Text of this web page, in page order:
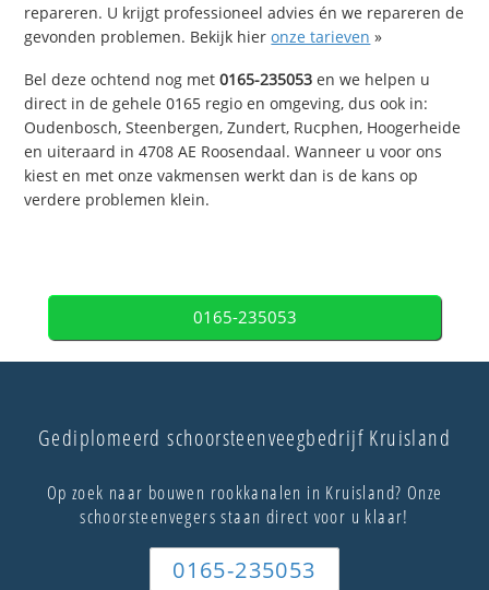
repareren. U krijgt professioneel advies én we repareren de
gevonden problemen. Bekijk hieronze tarieven »
Bel deze ochtend nog met0165-235053 en we helpen u
direct in de gehele 0165 regio en omgeving, dus ook in:
Oudenbosch, Steenbergen, Zundert, Rucphen, Hoogerheide
en uiteraard in 4708 AE Roosendaal. Wanneer u voor ons
kiest en met onze vakmensen werkt dan is de kans op
verdere problemen klein.
0165-235053
Gediplomeerd schoorsteenveegbedrijf Kruisland
Op zoek naar bouwen rookkanalen in Kruisland? Onze
schoorsteenvegers staan direct voor u klaar!
0165-235053